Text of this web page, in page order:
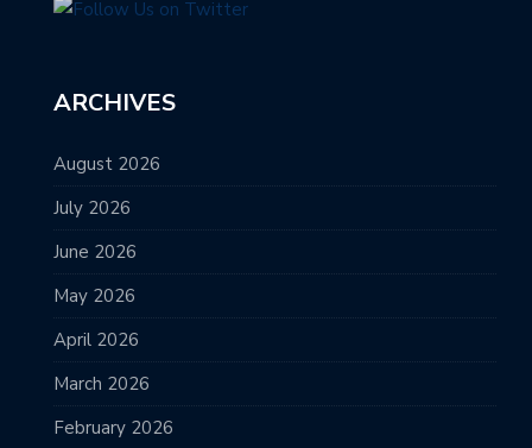
ARCHIVES
August 2026
July 2026
June 2026
May 2026
April 2026
March 2026
February 2026